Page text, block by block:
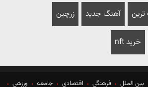
آهنگ جدید زرچین
خرید nft
بین الملل فرهنگی اقتصادی جامعه ورزشی